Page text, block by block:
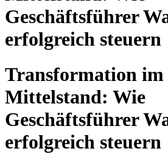
Geschäftsführer
erfolgreich steuern
Transformation im
Mittelstand: Wie
Geschäftsführer
erfolgreich steuern